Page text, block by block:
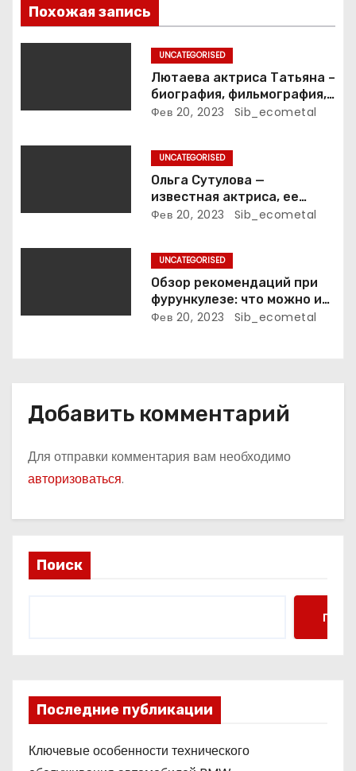
п
о
а
п
с
я
Похожая запись
UNCATEGORISED
Лютаева актриса Татьяна –
биография, фильмография,
достижения
Фев 20, 2023 Sib_ecometal
UNCATEGORISED
Ольга Сутулова —
известная актриса, ее
биография, достижения и
Фев 20, 2023 Sib_ecometal
UNCATEGORISED
Обзор рекомендаций при
фурункулезе: что можно и
что нельзя делать
Фев 20, 2023 Sib_ecometal
Добавить комментарий
Для отправки комментария вам необходимо
авторизоваться.
Поиск
Поиск
Последние публикации
Ключевые особенности технического